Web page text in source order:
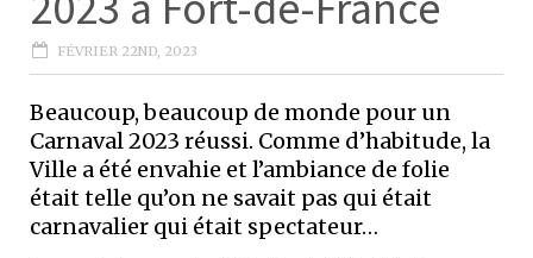
FÉVRIER 22ND, 2023
Beaucoup, beaucoup de monde pour un
Carnaval 2023 réussi. Comme d’habitude, la
Ville a été envahie et l’ambiance de folie
était telle qu’on ne savait pas qui était
carnavalier qui était spectateur…